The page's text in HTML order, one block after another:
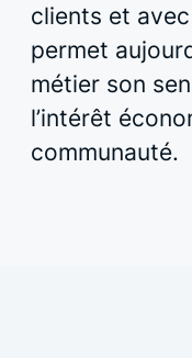
clients et
permet
métier son
l’intérêt
communauté.